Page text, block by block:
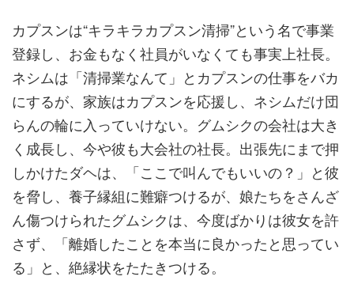
カプスンは“キラキラカプスン清掃”という名で事業
登録し、お金もなく社員がいなくても事実上社長。
ネシムは「清掃業なんて」とカプスンの仕事をバカ
にするが、家族はカプスンを応援し、ネシムだけ団
らんの輪に入っていけない。グムシクの会社は大き
く成長し、今や彼も大会社の社長。出張先にまで押
しかけたダヘは、「ここで叫んでもいいの？」と彼
を脅し、養子縁組に難癖つけるが、娘たちをさんざ
ん傷つけられたグムシクは、今度ばかりは彼女を許
さず、「離婚したことを本当に良かったと思ってい
る」と、絶縁状をたたきつける。